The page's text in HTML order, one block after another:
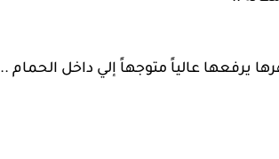
يرفعها عالياً متوجهاً إلي داخل الحمام ..